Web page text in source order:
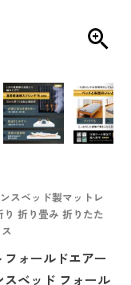
スベッド製マットレ
折り畳み 折りたた
ォールドエアー
スベッド フォール